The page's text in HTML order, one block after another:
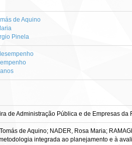
de Aquino
Pinela
de Administração Pública e de Empresas da
de Aquino; NADER, Rosa Maria;
integrada ao planejamento e à